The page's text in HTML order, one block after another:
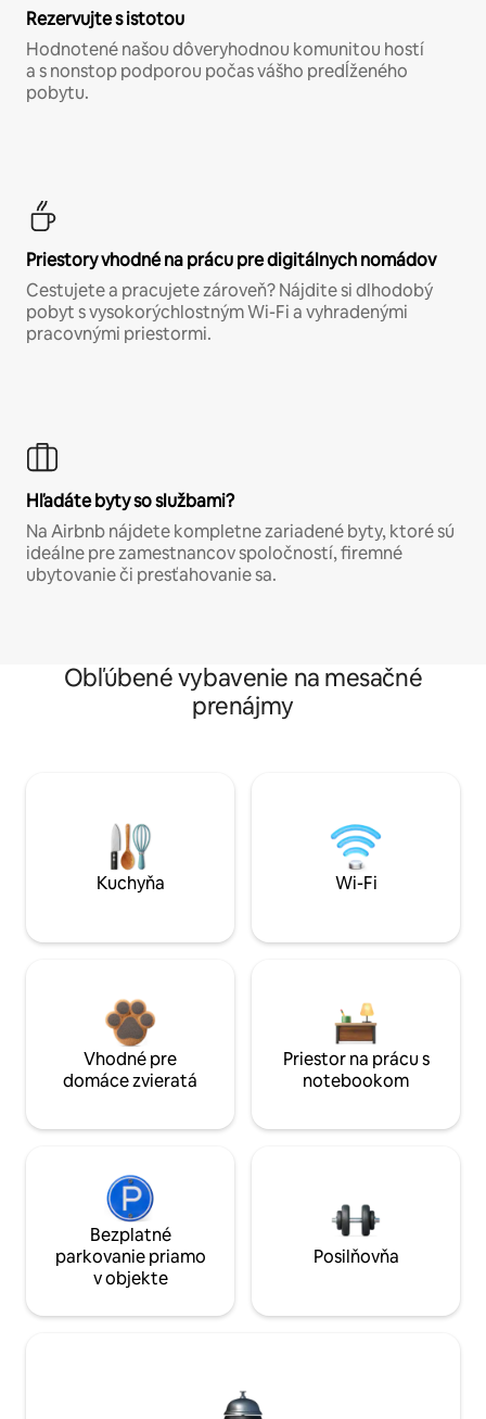
Rezervujte s istotou
Hodnotené našou dôveryhodnou komunitou hostí
a s nonstop podporou počas vášho predĺženého
pobytu.
Priestory vhodné na prácu pre digitálnych nomádov
Cestujete a pracujete zároveň? Nájdite si dlhodobý
pobyt s vysokorýchlostným Wi-Fi a vyhradenými
pracovnými priestormi.
Hľadáte byty so službami?
Na Airbnb nájdete kompletne zariadené byty, ktoré sú
ideálne pre zamestnancov spoločností, firemné
ubytovanie či presťahovanie sa.
Obľúbené vybavenie na mesačné
prenájmy
Kuchyňa Wi-Fi
Vhodné pre
domáce zvieratá
Priestor na prácu s
notebookom
Bezplatné
parkovanie priamo
v objekte
Posilňovňa